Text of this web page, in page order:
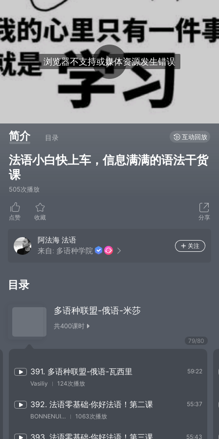
简介 目录 互动回放
法语小白快上车，信息满满的语法干货
课
505次播放
点赞 收藏 分享
阿法海 法语
来自: 多语种学院
关注
目录
多语种联盟-俄语-米莎
共400课时
79/80
59:22
391. 多语种联盟-俄语-瓦西里
Vasiliy 124次播放
55:37
392. 法语零基础·你好法语！第二课
BONNENUITYUE 1063次播放
55:43